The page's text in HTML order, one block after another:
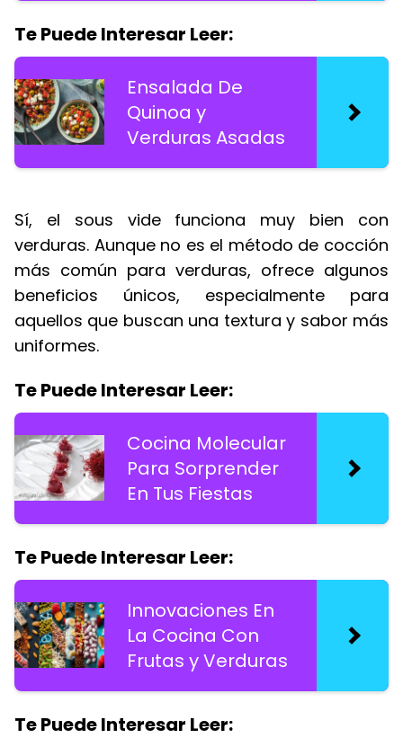
Te Puede Interesar Leer:
Ensalada De
Quinoa y
Verduras Asadas
Sí, el sous vide funciona muy bien con
verduras. Aunque no es el método de cocción
más común para verduras, ofrece algunos
beneficios únicos, especialmente para
aquellos que buscan una textura y sabor más
uniformes.
Te Puede Interesar Leer:
Cocina Molecular
Para Sorprender
En Tus Fiestas
Te Puede Interesar Leer:
Innovaciones En
La Cocina Con
Frutas y Verduras
Te Puede Interesar Leer: